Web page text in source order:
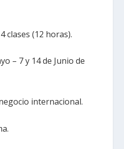
clases (12 horas).
– 7 y 14 de Junio de
internacional.